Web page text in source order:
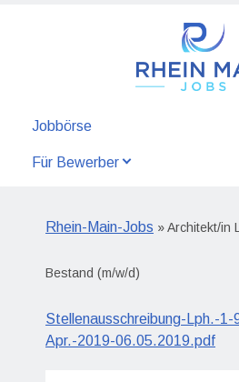
Jobbörse
Für Bewerber
Rhein-Main-Jobs » Architekt/in
Bestand (m/w/d)
Stellenausschreibung-Lph.-
Apr.-2019-06.05.2019.pdf